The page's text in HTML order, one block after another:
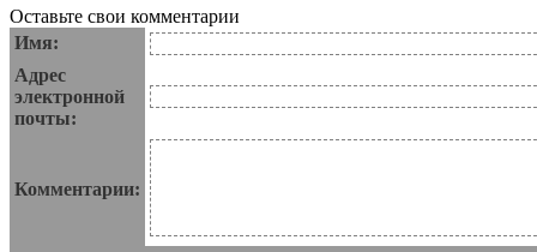
Оставьте свои комментарии
Имя:
Адрес
электронной
почты:
Комментарии: